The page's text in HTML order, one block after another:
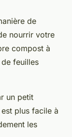
de
nourrir votre
compost à
feuilles
un petit
plus facile à
les